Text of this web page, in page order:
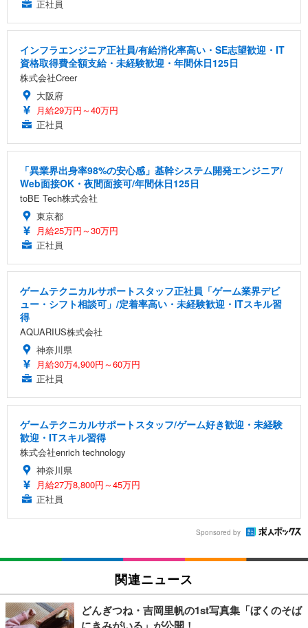
正社員
インフラエンジニア正社員/有給消化率高い・SE志望歓迎・IT
資格取得費全額支給・未経験歓迎・年間休日125日
株式会社Creer
大阪府
月給29万円～40万円
正社員
「異業界出身率98%の安心感」基幹システム開発エンジニア/
Web面接OK・夜間面接可/年間休日125日
toBE Tech株式会社
東京都
月給25万円～30万円
正社員
ゲームテクニカルサポートスタッフ正社員「ゲーム業界デビ
ュー・シフト相談可」/定着率高い・未経験歓迎・ITスキル習
得
AQUARIUS株式会社
神奈川県
月給30万4,900円～60万円
正社員
ゲームテクニカルサポートスタッフ/ゲーム好き歓迎・未経験
歓迎・ITスキル習得
株式会社enrich technology
神奈川県
月給27万8,800円～45万円
正社員
Sponsored by
関連ニュース
どんぎつね・吉岡里帆の1st写真集「ぼくのそば